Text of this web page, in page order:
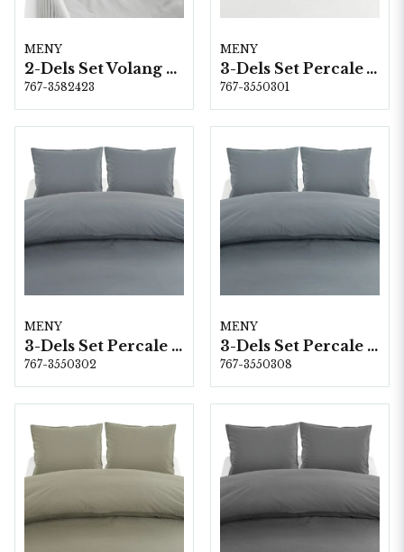
MENY
2-Dels Set Volang Grå Spjälsäng
767-3582423
MENY
3-Dels Set Percale Vit Dubbel
767-3550301
MENY
3-Dels Set Percale Midnattblå Dubbel
767-3550302
MENY
3-Dels Set Percale Blå Dubbel
767-3550308